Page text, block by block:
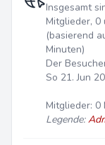
Insgesamt
Mitglieder, 0
(basierend
Minuten)
Der
So 21. Jun
Mitglieder: 0
Legende: